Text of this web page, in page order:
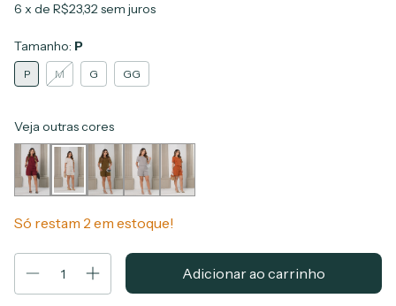
6 x de R$23,32sem juros
Tamanho: P
P M G GG
Veja outras cores
Só restam 2 em estoque!